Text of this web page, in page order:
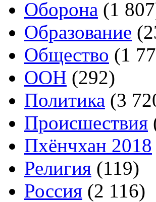
Оборона (1
Образование
Общество (1
ООН (292)
Политика (3
Происшествия
Пхёнчхан 2018
Религия (119)
Россия (2 116)